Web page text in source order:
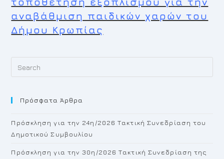
αναβάθμιση παιδικών χαρών του
Δήμου Κρωπίας
Πρόσφατα Άρθρα
Πρόσκληση για την 24η/2026 Τακτική Συνεδρίαση του
Δημοτικού Συμβουλίου
Πρόσκληση για την 30η/2026 Τακτική Συνεδρίαση της